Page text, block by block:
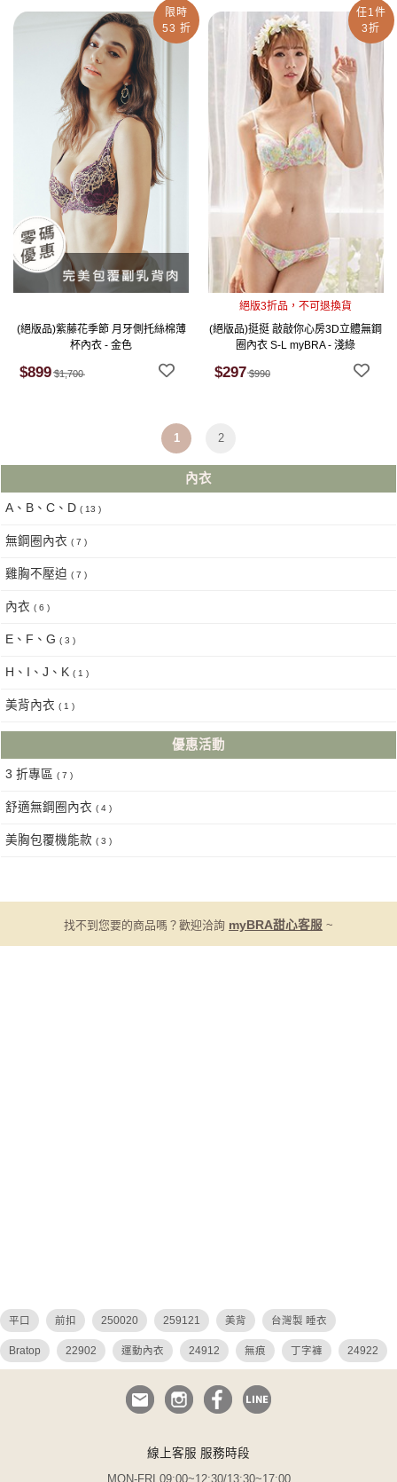
限時
53 折
(絕版品)紫藤花季節 月牙側托絲棉薄
杯內衣 - 金色
$899 $1,700
任1件
3折
絕版3折品，不可退換貨
(絕版品)挺挺 敲敲你心房3D立體無鋼
圈內衣 S-L myBRA - 淺綠
$297 $990
1 2
內衣
A、B、C、D ( 13 )
無鋼圈內衣 ( 7 )
雞胸不壓迫 ( 7 )
內衣 ( 6 )
E、F、G ( 3 )
H、I、J、K ( 1 )
美背內衣 ( 1 )
優惠活動
3 折專區 ( 7 )
舒適無鋼圈內衣 ( 4 )
美胸包覆機能款 ( 3 )
找不到您要的商品嗎？歡迎洽詢 myBRA甜心客服 ~
平口 前扣 250020 259121 美背 台灣製 睡衣
Bratop 22902 運動內衣 24912 無痕 丁字褲 24922
大碼 平口內衣 蕾絲 平口內衣
線上客服 服務時段
MON-FRI 09:00~12:30/13:30~17:00